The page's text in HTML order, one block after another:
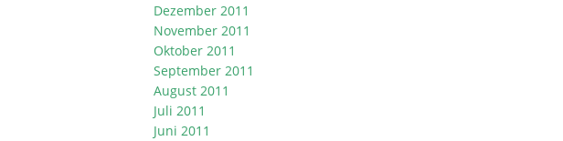
Dezember 2011
November 2011
Oktober 2011
September 2011
August 2011
Juli 2011
Juni 2011